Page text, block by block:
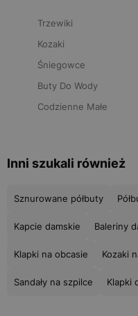
Trzewiki
Kozaki
Śniegowce
Buty Do Wody
Codzienne Małe
Inni szukali również
Sznurowane półbuty
Kapcie damskie Baleriny
Klapki na obcasie Kozaki
Sandały na szpilce Klapki